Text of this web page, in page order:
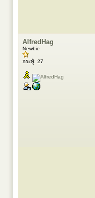
AlfredHag
Newbie
กระทู้: 27